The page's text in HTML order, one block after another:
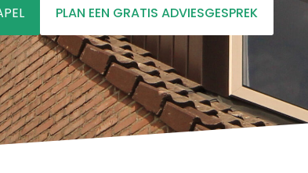
PLAN EEN GRATIS ADVIESGESPREK